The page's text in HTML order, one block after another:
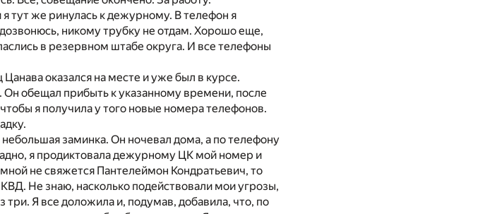
тут же ринулась к дежурному. В телефон я
дозвонюсь, никому трубку не отдам. Хорошо еще,
в резервном штабе округа. И все телефоны
оказался на месте и уже был в курсе.
обещал прибыть к указанному времени, после
я получила у того новые номера телефонов.
заминка. Он ночевал дома, а по телефону
я продиктовала дежурному ЦК мой номер и
не свяжется Пантелеймон Кондратьевич, то
Не знаю, насколько подействовали мои угрозы,
Я все доложила и, подумав, добавила, что, по